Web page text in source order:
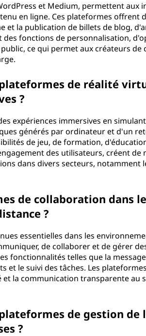
et Medium, permettent aux
en ligne. Ces plateformes offrent
et la publication de billets de blog,
fonctions de personnalisation,
ce qui permet aux créateurs de
de réalité
?
expériences immersives en
générés par ordinateur et d'un
de jeu, de formation,
des utilisateurs, créent de
dans divers secteurs, notamment
de collaboration dans
?
essentielles dans les
de collaborer et de gérer
fonctionnalités telles que la
et le suivi des tâches. Les
la communication transparente au
de gestion de
?